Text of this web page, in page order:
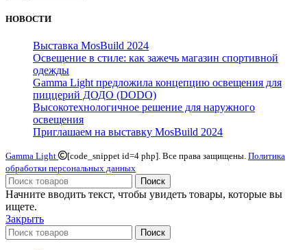
НОВОСТИ
Выставка MosBuild 2024
Освещение в стиле: как зажечь магазин спортивной
одежды
Gamma Light предложила концепцию освещения для
пиццерий ДОДО (DODO)
Высокотехнологичное решение для наружного
освещения
Приглашаем на выставку MosBuild 2024
Gamma Light [code_snippet id=4 php]. Все права защищены. Политика
обработки персональных данных
Поиск
Начните вводить текст, чтобы увидеть товары, которые вы
ищете.
Закрыть
Поиск